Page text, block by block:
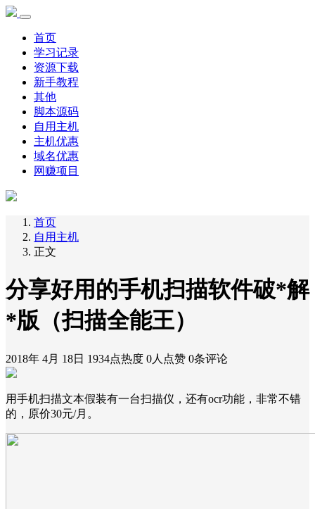
首页
学习记录
资源下载
新手教程
其他
脚本源码
自用主机
主机优惠
域名优惠
网赚项目
首页
自用主机
正文
分享好用的手机扫描软件破*解
*版（扫描全能王）
2018年 4月 18日 1934点热度 0人点赞 0条评论
用手机扫描文本假装有一台扫描仪，还有ocr功能，非常不错
的，原价30元/月。